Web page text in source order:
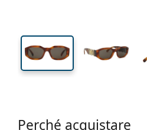
Perché acquistare